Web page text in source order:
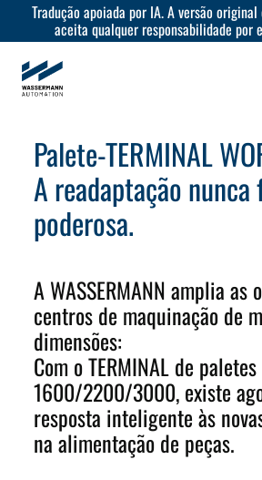
Tradução apoiada por IA. A versão
aceita qualquer responsabilidade por
Palete-TERMINAL
A readaptação
poderosa.
A WASSERMANN amplia as
centros de maquinação de
dimensões:
Com o TERMINAL de
1600/2200/3000, existe
resposta inteligente às
na alimentação de peças.